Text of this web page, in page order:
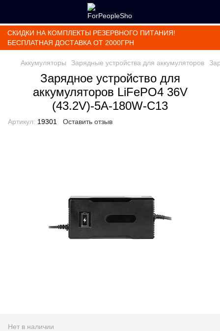
СКИДКИ НА КОМПЛЕКТЫ РЕЗЕРВНОГО ПИТАНИЯ!
БЕСПЛАТНАЯ ДОСТАВКА ОТ 2000ГРН
Аккумуляторы Зарядные устройства для аккумуляторов
Зарядное устройство для
аккумуляторов LiFePO4 36V
(43.2V)-5A-180W-C13
Артикул: 19301 Оставить отзыв
Нет в наличии